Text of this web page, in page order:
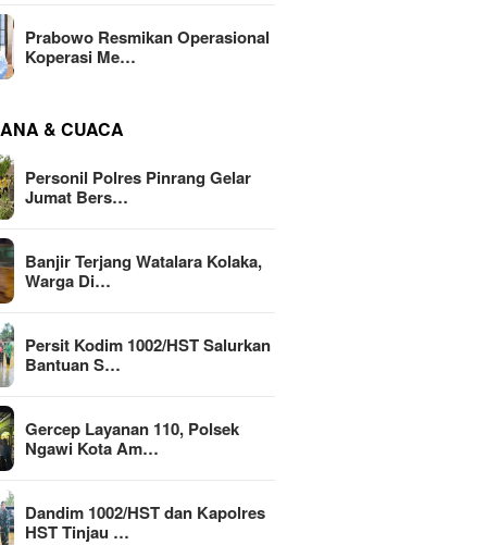
Prabowo Resmikan Operasional
Koperasi Me…
& CUACA
Personil Polres Pinrang Gelar
Jumat Bers…
Banjir Terjang Watalara Kolaka,
Warga Di…
Persit Kodim 1002/HST Salurkan
Bantuan S…
Gercep Layanan 110, Polsek
Ngawi Kota Am…
Dandim 1002/HST dan Kapolres
HST Tinjau …